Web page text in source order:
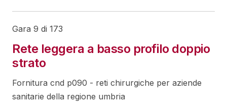
Gara 9 di 173
Rete leggera a basso profilo doppio
strato
Fornitura cnd p090 - reti chirurgiche per aziende
sanitarie della regione umbria